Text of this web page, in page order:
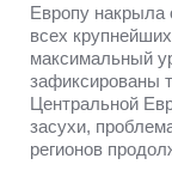
Европу
всех
максимальный
зафиксированы
Центральной
засухи,
регионов